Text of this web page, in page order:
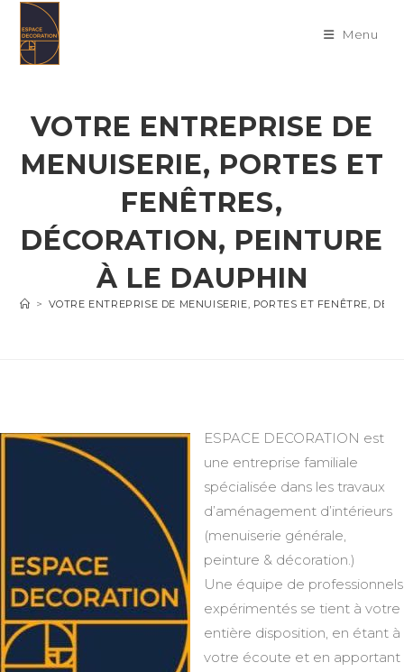
content
Menu
VOTRE ENTREPRISE DE
MENUISERIE, PORTES ET
FENÊTRES,
DÉCORATION, PEINTURE
À LE DAUPHIN
> VOTRE ENTREPRISE DE MENUISERIE, PORTES ET FENÊTRE,
ESPACE DECORATION est
une entreprise familiale
spécialisée dans les travaux
d’aménagement d’intérieurs
(menuiserie générale,
peinture & décoration.)
Une équipe de professionnels
expérimentés se tient à votre
entière disposition, en étant à
votre écoute et en apportant